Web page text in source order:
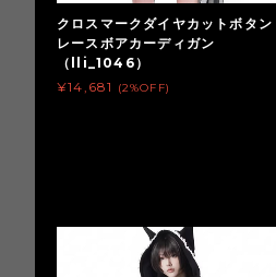
クロスマークダイヤカットボタン
レースボアカーディガン
（lli_1046）
¥14,681
(2%OFF)